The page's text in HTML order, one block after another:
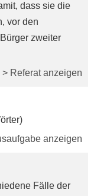
dass sie die
vor den
zweiter
> Referat anzeigen
anzeigen
Fälle der